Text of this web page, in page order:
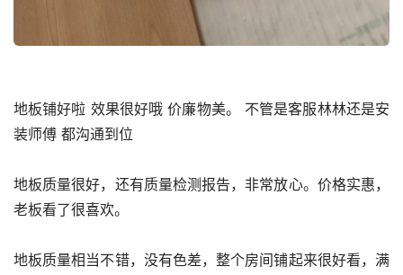
地板铺好啦 效果很好哦 价廉物美。 不管是客服林林还是安
装师傅 都沟通到位
地板质量很好，还有质量检测报告，非常放心。价格实惠，
老板看了很喜欢。
地板质量相当不错，没有色差，整个房间铺起来很好看，满